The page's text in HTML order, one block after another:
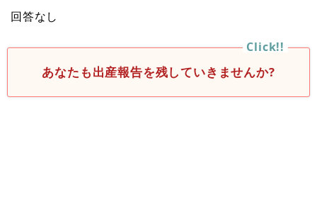
回答なし
あなたも出産報告を残していきませんか?